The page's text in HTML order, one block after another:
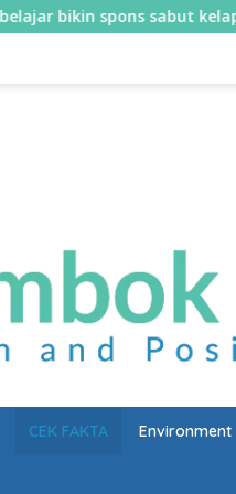
dan sabun cair
CEK FAKTA Environment